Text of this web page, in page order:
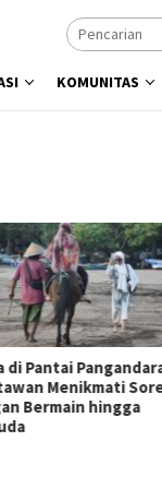
KOMUNITAS
di Pantai
Menikmati
Bermain hingga